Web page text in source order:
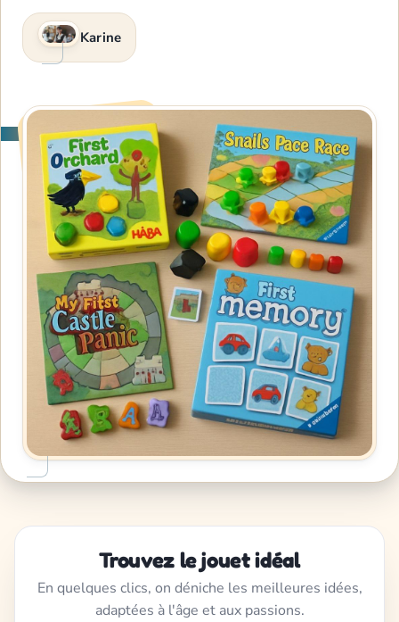
Karine
Trouvez le jouet idéal
En quelques clics, on déniche les meilleures idées,
adaptées à l'âge et aux passions.